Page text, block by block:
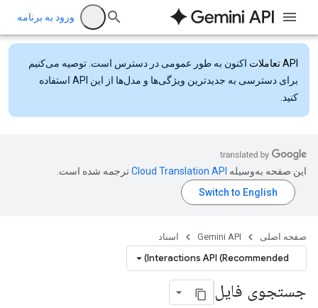
ورود به برنامه
API تعاملات
اکنون به طور عمومی در دسترس است. توصیه می‌کنیم
برای دسترسی به جدیدترین ویژگی‌ها و مدل‌ها از این API استفاده
کنید.
این صفحه به‌وسیله ترجمه شده است.
صفحه اصلی Gemini API اسناد
Interactions API (Recommended)
جستجوی فایل